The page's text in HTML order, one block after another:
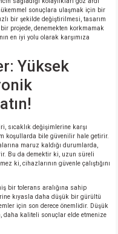
sonuçlara ulaşmak için bir
bir şekilde değiştirilmesi, tasarım
projede, denemekten korkmamak
en iyi yolu olarak karşımıza
Yüksek
sıcaklık değişimlerine karşı
koşullarda bile güvenilir hale getirir.
maruz kaldığı durumlarda,
Bu da demektir ki, uzun süreli
ki, cihazlarının güvenle çalıştığını
bir tolerans aralığına sahip
kıyasla daha düşük bir gürültü
için son derece önemlidir. Düşük
kaliteli sonuçlar elde etmenize